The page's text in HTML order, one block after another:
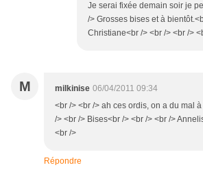
Je serai fixée demain soir je
/> Grosses bises et à
Christiane<br /> <br /> <br />
M milkinise 06/04/2011 09:34
<br /> <br /> ah ces ordis, on a du mal
/> <br /> Bises<br /> <br /> <br />
<br />
Répondre